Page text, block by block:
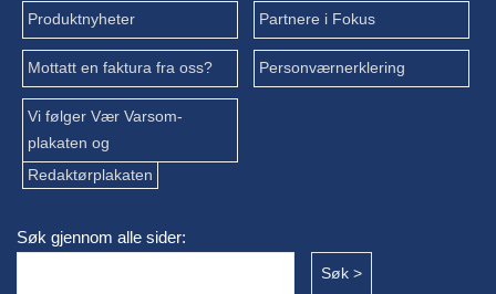
Produktnyheter Partnere i Fokus
Mottatt en faktura fra oss? Personværnerklering
Vi følger Vær Varsom-
plakaten og
Redaktørplakaten
Søk gjennom alle sider: